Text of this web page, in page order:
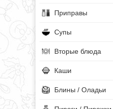
Приправы
Супы
Вторые блюда
Каши
Блины / Оладьи